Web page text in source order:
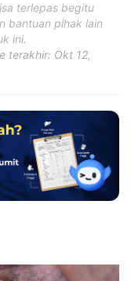
terlepas begitu
bantuan pihak lain
ini.
terakhir: Okt 12,